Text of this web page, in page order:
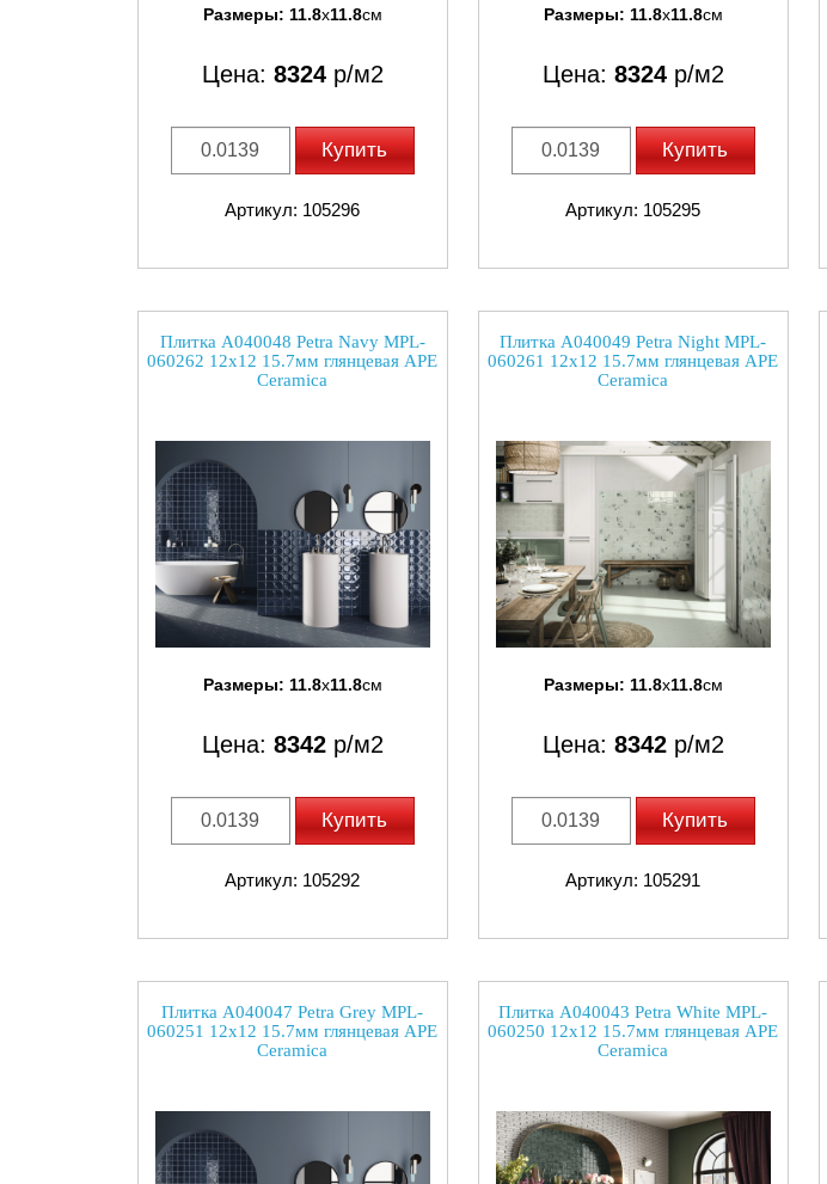
Размеры: 11.8x11.8см
Цена: 8324р/м2
Купить
Артикул: 105296
Размеры: 11.8x11.8см
Цена: 8324р/м2
Купить
Артикул: 105295
Плитка A040048 Petra Navy MPL-
060262 12x12 15.7мм глянцевая APE
Ceramica
Размеры: 11.8x11.8см
Цена: 8342р/м2
Купить
Артикул: 105292
Плитка A040049 Petra Night MPL-
060261 12x12 15.7мм глянцевая APE
Ceramica
Размеры: 11.8x11.8см
Цена: 8342р/м2
Купить
Артикул: 105291
Плитка A040047 Petra Grey MPL-
060251 12x12 15.7мм глянцевая APE
Ceramica
Плитка A040043 Petra White MPL-
060250 12x12 15.7мм глянцевая APE
Ceramica